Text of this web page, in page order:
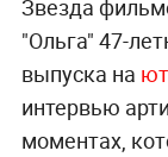
Звезда
"Ольга" 47-
выпуска на
интервью
моментах,